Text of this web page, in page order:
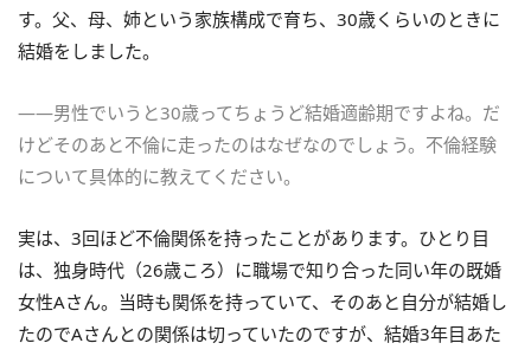
す。父、母、姉という家族構成で育ち、30歳くらいのときに
結婚をしました。
――男性でいうと30歳ってちょうど結婚適齢期ですよね。だ
けどそのあと不倫に走ったのはなぜなのでしょう。不倫経験
について具体的に教えてください。
実は、3回ほど不倫関係を持ったことがあります。ひとり目
は、独身時代（26歳ころ）に職場で知り合った同い年の既婚
女性Aさん。当時も関係を持っていて、そのあと自分が結婚し
たのでAさんとの関係は切っていたのですが、結婚3年目あた